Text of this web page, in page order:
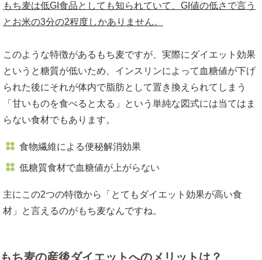
もち麦は低GI食品としても知られていて、GI値の低さで言う
とお米の3分の2程度しかありません。
このような特徴があるもち麦ですが、実際にダイエット効果
というと糖質が低いため、インスリンによって血糖値が下げ
られた後にそれが体内で脂肪として置き換えられてしまう
「甘いものを食べると太る」という単純な図式には当てはま
らない食材でもあります。
食物繊維による便秘解消効果
低糖質食材で血糖値が上がらない
主にこの2つの特徴から「とてもダイエット効果が高い食
材」と言えるのがもち麦なんですね。
もち麦の産後ダイエットへのメリットは？